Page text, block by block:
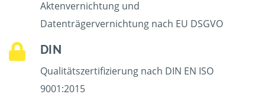
Aktenvernichtung und
Datenträgervernichtung nach EU DSGVO
DIN
Qualitätszertifizierung nach DIN EN ISO
9001:2015